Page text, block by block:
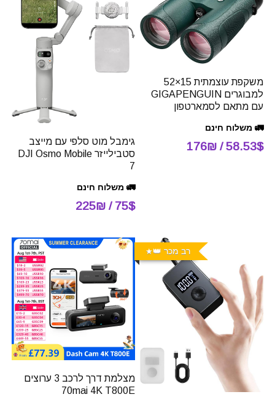
משקפת עוצמתית 15×52
למבוגרים GIGAPENGUIN
עם מתאם לסמארטפון
🚛 משלוח חינם
58.53$ / 176₪
גימבל מוט סלפי עם מייצב
סטבילייזר DJI Osmo Mobile
7
🚛 משלוח חינם
75$ / 225₪
רב מכר 👑
מצלמת דרך לרכב 3 ערוצים
70mai 4K T800E